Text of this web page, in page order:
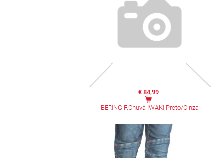
€ 84,99
BERING F.Chuva IWAKI Preto/Cinza